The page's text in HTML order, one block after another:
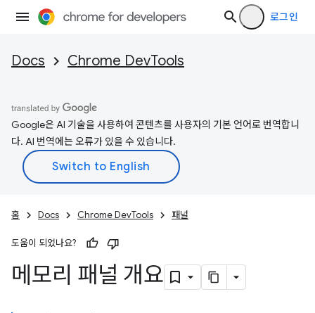
로그인
Docs Chrome DevTools
Google은 AI 기술을 사용하여 콘텐츠를 사용자의 기본 언어로 번역합니
다. AI 번역에는 오류가 있을 수 있습니다.
홈 Docs Chrome DevTools 패널
도움이 되었나요?
메모리 패널 개요